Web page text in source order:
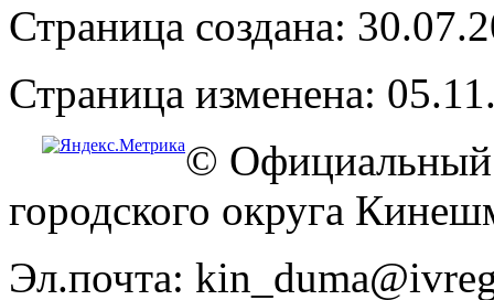
Страница создана:
Страница изменена:
© Официальный
городского округа
Эл.почта: